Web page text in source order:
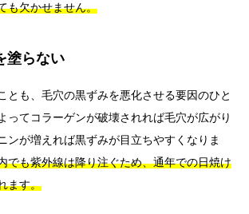
も欠かせません。
塗らない
とも、毛穴の黒ずみを悪化させる要因のひと
ってコラーゲンが破壊されれば毛穴が広がり
ンが増えれば黒ずみが目立ちやすくなりま
でも紫外線は降り注ぐため、通年での日焼け
ます。